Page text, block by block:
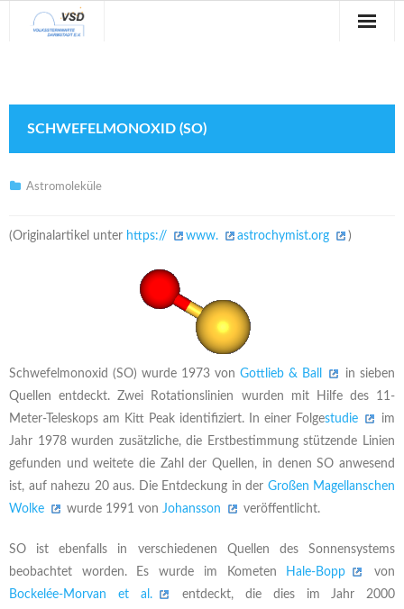
Veranstaltungen
Blog
Galerie
SCHWEFELMONOXID (SO)
Astromoleküle
(Originalartikel unter https:// www. astrochymist.org )
Schwefelmonoxid (SO) wurde 1973 von Gottlieb & Ball
in sieben
Quellen entdeckt. Zwei Rotationslinien wurden mit Hilfe des 11-
Meter-Teleskops am Kitt Peak identifiziert. In einer Folgestudie
im
Jahr 1978 wurden zusätzliche, die Erstbestimmung stützende Linien
gefunden und weitete die Zahl der Quellen, in denen SO anwesend
ist, auf nahezu 20 aus. Die Entdeckung in der Großen Magellanschen
Wolke
wurde 1991 von Johansson veröffentlicht.
SO ist ebenfalls in verschiedenen Quellen des Sonnensystems
beobachtet worden. Es wurde im Kometen
Hale-Bopp
von
Bockelée-Morvan et al.
entdeckt, die dies im Jahr 2000